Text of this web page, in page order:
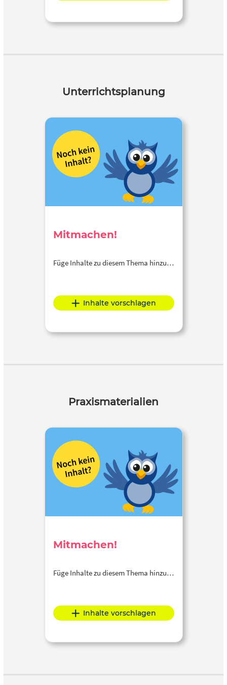
Unterrichtsplanung
Mitmachen!
Füge Inhalte zu diesem Thema hinzu…
Inhalte vorschlagen
Praxismaterialien
Mitmachen!
Füge Inhalte zu diesem Thema hinzu…
Inhalte vorschlagen